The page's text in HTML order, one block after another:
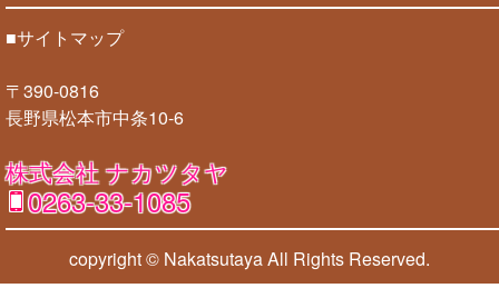
■サイトマップ
〒390-0816
長野県松本市中条10-6
株式会社 ナカツタヤ
0263-33-1085
copyright © NakatsutayaAll Rights Reserved.